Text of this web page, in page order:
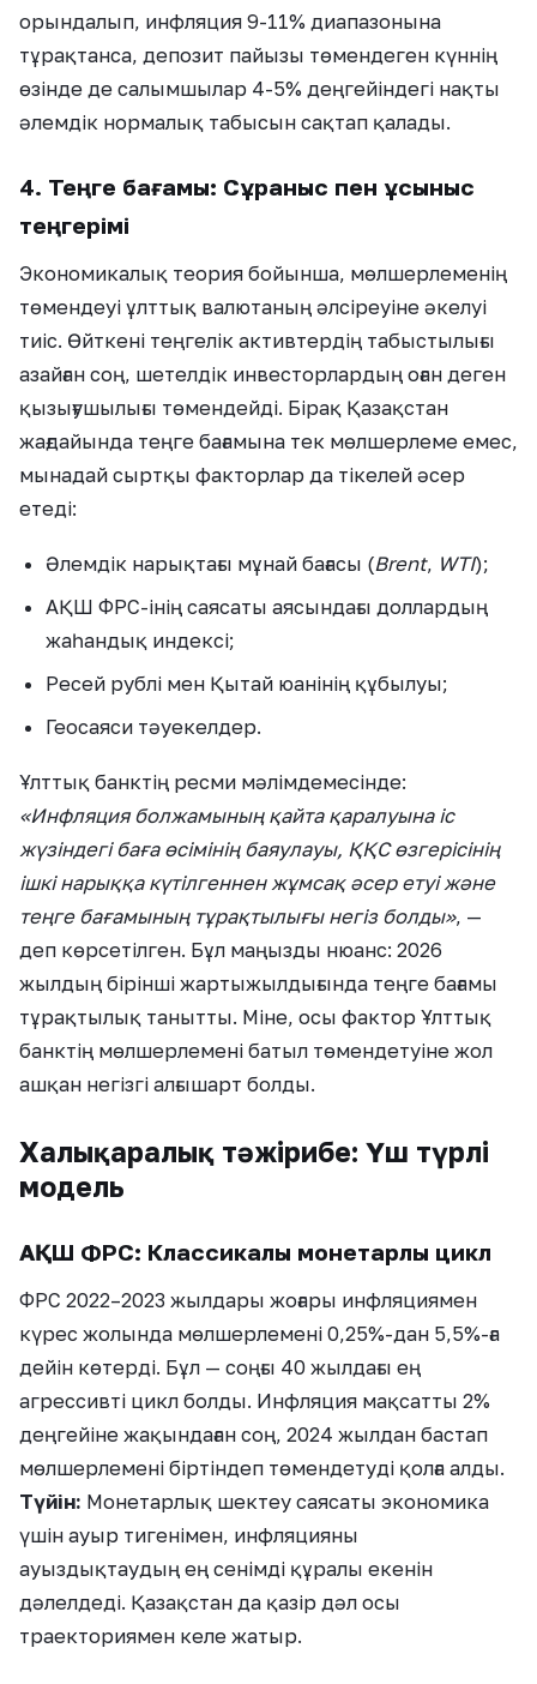
орындалып, инфляция 9-11% диапазонына
тұрақтанса, депозит пайызы төмендеген күннің
өзінде де салымшылар 4-5% деңгейіндегі нақты
әлемдік нормалық табысын сақтап қалады.
4. Теңге бағамы: Сұраныс пен ұсыныс
теңгерімі
Экономикалық теория бойынша, мөлшерлеменің
төмендеуі ұлттық валютаның әлсіреуіне әкелуі
тиіс. Өйткені теңгелік активтердің табыстылығы
азайған соң, шетелдік инвесторлардың оған деген
қызығушылығы төмендейді. Бірақ Қазақстан
жағдайында теңге бағамына тек мөлшерлеме емес,
мынадай сыртқы факторлар да тікелей әсер
етеді:
Әлемдік нарықтағы мұнай бағасы (Brent, WTI);
АҚШ ФРС-інің саясаты аясындағы доллардың
жаһандық индексі;
Ресей рублі мен Қытай юанінің құбылуы;
Геосаяси тәуекелдер.
Ұлттық банктің ресми мәлімдемесінде:
«Инфляция болжамының қайта қаралуына іс
жүзіндегі баға өсімінің баяулауы, ҚҚС өзгерісінің
ішкі нарыққа күтілгеннен жұмсақ әсер етуі және
теңге бағамының тұрақтылығы негіз болды», —
деп көрсетілген. Бұл маңызды нюанс: 2026
жылдың бірінші жартыжылдығында теңге бағамы
тұрақтылық танытты. Міне, осы фактор Ұлттық
банктің мөлшерлемені батыл төмендетуіне жол
ашқан негізгі алғышарт болды.
Халықаралық тәжірибе: Үш түрлі
модель
АҚШ ФРС: Классикалық монетарлық цикл
ФРС 2022–2023 жылдары жоғары инфляциямен
күрес жолында мөлшерлемені 0,25%-дан 5,5%-ға
дейін көтерді. Бұл — соңғы 40 жылдағы ең
агрессивті цикл болды. Инфляция мақсатты 2%
деңгейіне жақындаған соң, 2024 жылдан бастап
мөлшерлемені біртіндеп төмендетуді қолға алды.
Түйін: Монетарлық шектеу саясаты экономика
үшін ауыр тигенімен, инфляцияны
ауыздықтаудың ең сенімді құралы екенін
дәлелдеді. Қазақстан да қазір дәл осы
траекториямен келе жатыр.